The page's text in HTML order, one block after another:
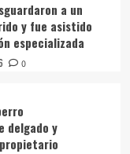
a un
y fue asistido
especializada
0
delgado y